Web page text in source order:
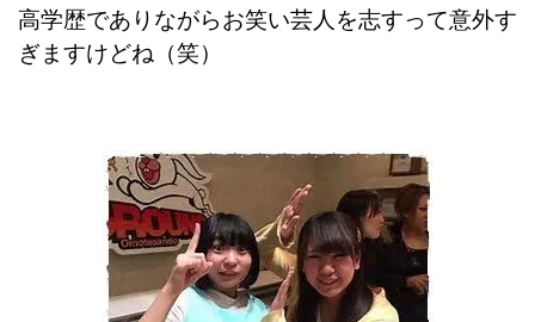
高学歴でありながらお笑い芸人を志すって意外す
ぎますけどね（笑）